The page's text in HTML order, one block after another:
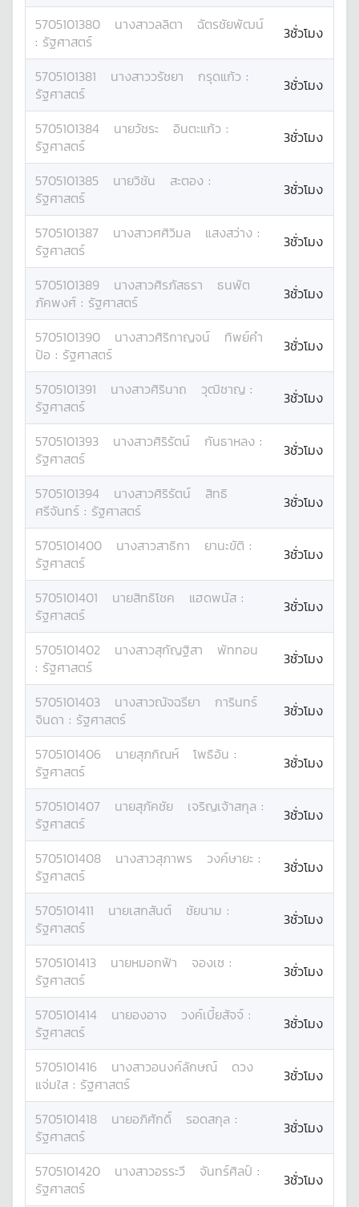
5705101380 นางสาวลลิตา
ฉัตรชัยพัฒน์
: รัฐศาสตร์ 3ชั่วโมง
5705101381 นางสาววรัชยา กรุดแก้ว :
รัฐศาสตร์
3ชั่วโมง
5705101384 นายวัชระ อินตะแก้ว :
รัฐศาสตร์
3ชั่วโมง
5705101385 นายวิชัน สะตอง :
รัฐศาสตร์
3ชั่วโมง
5705101387 นางสาวศศิวิมล แสงสว่าง :
รัฐศาสตร์
3ชั่วโมง
5705101389 นางสาวศิรภัสธรา
ธนพัต
ภัคพงศ์ : รัฐศาสตร์ 3ชั่วโมง
5705101390 นางสาวศิริกาญจน์
ทิพย์คำ
ป้อ : รัฐศาสตร์ 3ชั่วโมง
5705101391 นางสาวศิรินาถ วุฒิชาญ :
รัฐศาสตร์
3ชั่วโมง
5705101393 นางสาวศิริรัตน์ กันธาหลง :
รัฐศาสตร์
3ชั่วโมง
5705101394 นางสาวศิริรัตน์
สิทธิ
ศรีจันทร์ : รัฐศาสตร์ 3ชั่วโมง
5705101400 นางสาวสาธิกา ยานะขัติ :
รัฐศาสตร์
3ชั่วโมง
5705101401 นายสิทธิโชค แฮดพนัส :
รัฐศาสตร์
3ชั่วโมง
5705101402 นางสาวสุกัญฐิสา
พัททอน
: รัฐศาสตร์ 3ชั่วโมง
5705101403 นางสาวณัจฉรียา
การินทร์
จินดา : รัฐศาสตร์ 3ชั่วโมง
5705101406 นายสุภกิณห์ โพธิอ้น :
รัฐศาสตร์
3ชั่วโมง
5705101407 นายสุภัคชัย เจริญเจ้าสกุล :
รัฐศาสตร์
3ชั่วโมง
5705101408 นางสาวสุภาพร วงค์ษายะ :
รัฐศาสตร์
3ชั่วโมง
5705101411 นายเสกสันต์ ชัยนาม :
รัฐศาสตร์
3ชั่วโมง
5705101413 นายหมอกฟ้า จองเช :
รัฐศาสตร์
3ชั่วโมง
5705101414 นายองอาจ วงค์เบี้ยสัจจ์ :
รัฐศาสตร์
3ชั่วโมง
5705101416 นางสาวอนงค์ลักษณ์
ดวง
แจ่มใส : รัฐศาสตร์ 3ชั่วโมง
5705101418 นายอภิศักดิ์ รอดสกุล :
รัฐศาสตร์
3ชั่วโมง
5705101420 นางสาวอรระวี จันทร์ศิลป์ :
รัฐศาสตร์
3ชั่วโมง